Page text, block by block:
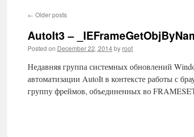
← Older posts
AutoIt3 –
Posted on December 22, 2014by root
Недавняя группа системных обновлений
автоматизации AutoIt в контексте работы с
группу фреймов, объединенных во